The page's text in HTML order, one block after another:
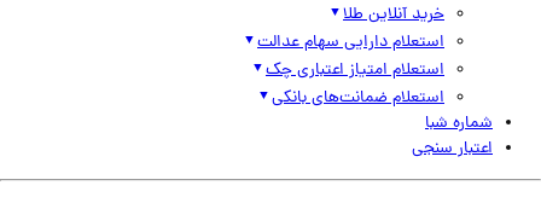
خرید آنلاین طلا
استعلام دارایی سهام عدالت
استعلام امتیاز اعتباری چک
استعلام ضمانت‌های بانکی
شماره شبا
اعتبار سنجی